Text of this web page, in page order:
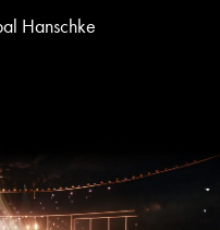
Hanschke